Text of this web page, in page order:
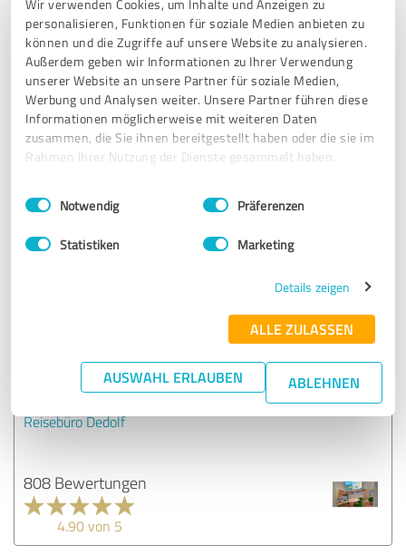
Wir verwenden Cookies, um Inhalte und Anzeigen zu
personalisieren, Funktionen für soziale Medien anbieten zu
können und die Zugriffe auf unsere Website zu analysieren.
Außerdem geben wir Informationen zu Ihrer Verwendung
unserer Website an unsere Partner für soziale Medien,
Werbung und Analysen weiter. Unsere Partner führen diese
Informationen möglicherweise mit weiteren Daten
zusammen, die Sie ihnen bereitgestellt haben oder die sie im
Rahmen Ihrer Nutzung der Dienste gesammelt haben.
Impressum Datenschutzbestimmungen
Einwilligungsauswahl
Notwendig Präferenzen
Statistiken Marketing
Details zeigen
ALLE ZULASSEN
AUSWAHL ERLAUBEN ABLEHNEN
von
5
Reisebüro DITTRICH
887 Bewertungen
4.86 von 5
4.91 von 5
Reisebüro Dedolf
808 Bewertungen
4.90 von 5